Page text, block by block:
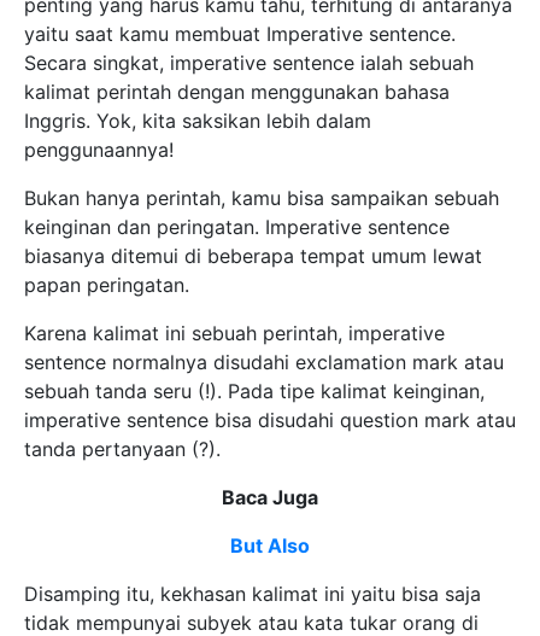
penting yang harus kamu tahu, terhitung di antaranya
yaitu saat kamu membuat Imperative sentence.
Secara singkat, imperative sentence ialah sebuah
kalimat perintah dengan menggunakan bahasa
Inggris. Yok, kita saksikan lebih dalam
penggunaannya!
Bukan hanya perintah, kamu bisa sampaikan sebuah
keinginan dan peringatan. Imperative sentence
biasanya ditemui di beberapa tempat umum lewat
papan peringatan.
Karena kalimat ini sebuah perintah, imperative
sentence normalnya disudahi exclamation mark atau
sebuah tanda seru (!). Pada tipe kalimat keinginan,
imperative sentence bisa disudahi question mark atau
tanda pertanyaan (?).
Baca Juga
But Also
Disamping itu, kekhasan kalimat ini yaitu bisa saja
tidak mempunyai subyek atau kata tukar orang di